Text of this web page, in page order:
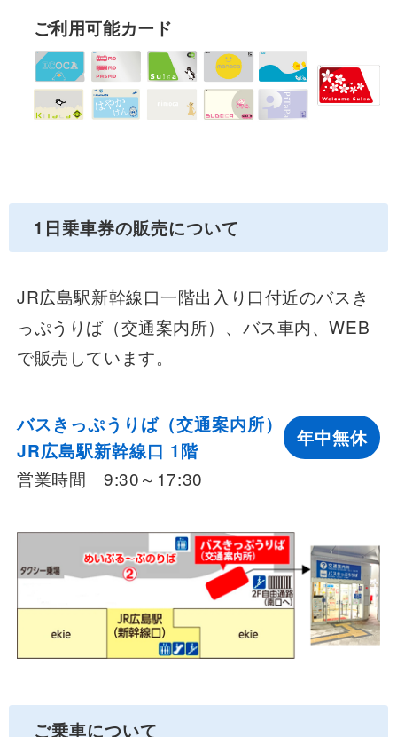
ご利用可能カード
1日乗車券の販売について
JR広島駅新幹線口一階出入り口付近のバスき
っぷうりば（交通案内所）、バス車内、WEB
で販売しています。
バスきっぷうりば（交通案内所）
JR広島駅新幹線口 1階
年中無休
営業時間 9:30～17:30
ご乗車について